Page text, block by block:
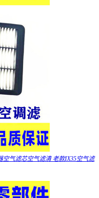
气滤芯空气滤清 老款IX35空气滤